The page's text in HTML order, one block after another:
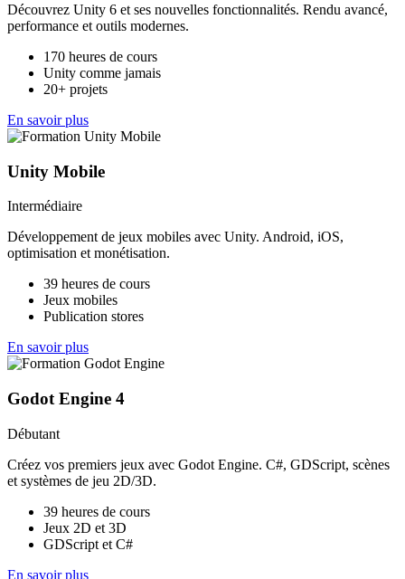
Découvrez Unity 6 et ses nouvelles fonctionnalités. Rendu avancé,
performance et outils modernes.
170 heures de cours
Unity comme jamais
20+ projets
En savoir plus
Unity Mobile
Intermédiaire
Développement de jeux mobiles avec Unity. Android, iOS,
optimisation et monétisation.
39 heures de cours
Jeux mobiles
Publication stores
En savoir plus
Godot Engine 4
Débutant
Créez vos premiers jeux avec Godot Engine. C#, GDScript, scènes
et systèmes de jeu 2D/3D.
39 heures de cours
Jeux 2D et 3D
GDScript et C#
En savoir plus